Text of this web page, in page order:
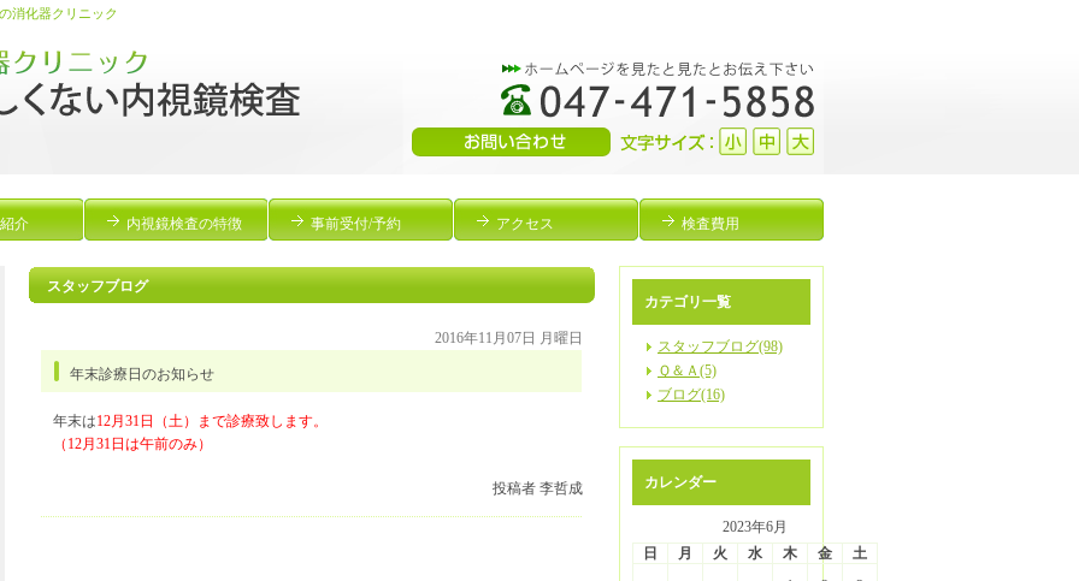
消化器クリニック
介 内視鏡検査の特徴 事前受付/予約 アクセス 検査費用
スタッフブログ
2016年11月07日 月曜日
年末診療日のお知らせ
年末は12月31日（土）まで診療致します。
（12月31日は午前のみ）
投稿者 李哲成
カテゴリ一覧
スタッフブログ(98)
Ｑ＆Ａ(5)
ブログ(16)
カレンダー
2023年6月
日
月 火 水 木 金
土